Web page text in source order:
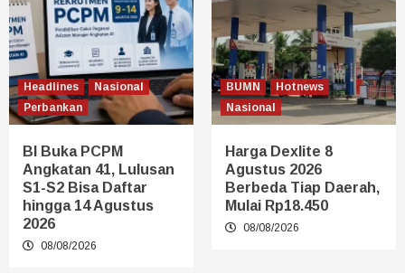
Headlines
Nasional
Perbankan
BI Buka PCPM
Angkatan 41, Lulusan
S1-S2 Bisa Daftar
hingga 14 Agustus
2026
08/08/2026
BUMN
Hotnews
Nasional
Harga Dexlite 8
Agustus 2026
Berbeda Tiap Daerah,
Mulai Rp18.450
08/08/2026